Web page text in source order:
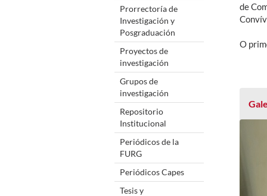
Prorrectoría de
Investigación y
Posgraduación
Proyectos de
investigación
Grupos de
investigación
Repositorio
Institucional
Periódicos de la
FURG
Periódicos Capes
Tesis y
de
O